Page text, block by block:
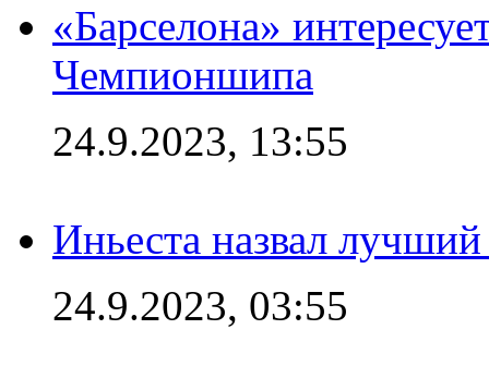
«Барселона»
Чемпионшипа
24.9.2023, 13:55
Иньеста назвал
24.9.2023, 03:55